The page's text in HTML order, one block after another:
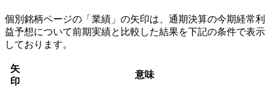
個別銘柄ページの「業績」の矢印は、通期決算の今期経常利
益予想について前期実績と比較した結果を下記の条件で表示
しております。
矢
印
意味